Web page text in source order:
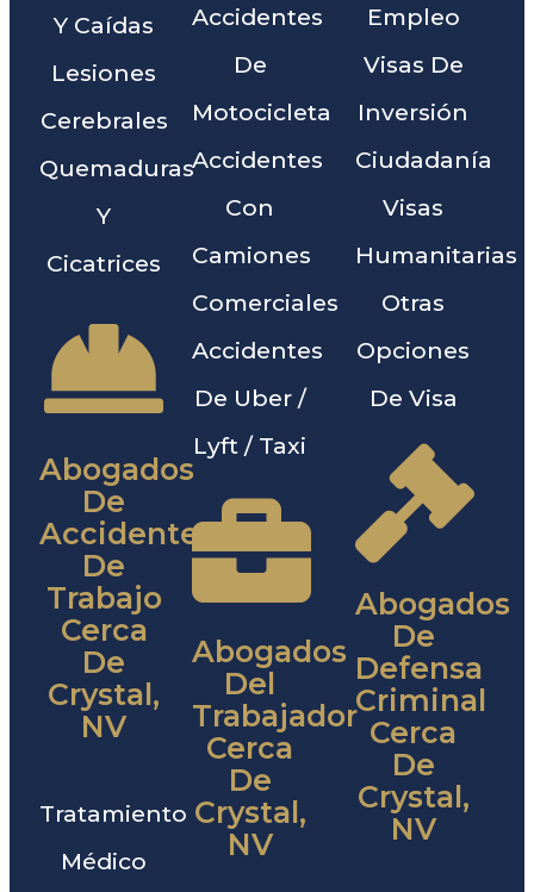
Y Caídas
Lesiones
Cerebrales
Quemaduras
Y
Cicatrices
Abogados
De
Accidentes
De
Trabajo
Cerca
De
Crystal,
NV
Tratamiento
Médico
Accidentes
De
Motocicleta
Accidentes
Con
Camiones
Comerciales
Accidentes
De Uber /
Lyft / Taxi
Abogados
Del
Trabajador
Cerca
De
Crystal,
NV
Empleo
Visas De
Inversión
Ciudadanía
Visas
Humanitarias
Otras
Opciones
De Visa
Abogados
De
Defensa
Criminal
Cerca
De
Crystal,
NV